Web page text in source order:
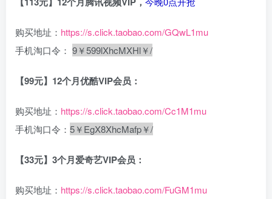
购买地址： https://s.click.taobao.com/GQwL1mu
手机淘口令： 9￥599lXhcMXHl￥/
【99元】12个月优酷VIP会员：
购买地址： https://s.click.taobao.com/Cc1M1mu
手机淘口令： 5￥EgX8XhcMafp￥/
【33元】3个月爱奇艺VIP会员：
购买地址： https://s.click.taobao.com/FuGM1mu